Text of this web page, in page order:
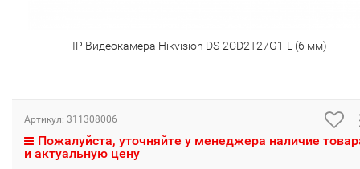
IP Видеокамера Hikvision DS-2CD2T27G1-L (6 мм)
Артикул: 311308006
Пожалуйста, уточняйте у менеджера наличие
и актуальную цену